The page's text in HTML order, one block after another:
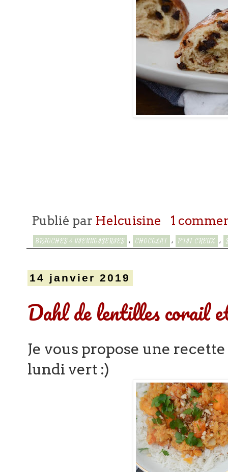
Publié par Helcuisine 1
BRIOCHES & VIENNOISERIES , CHOCOLAT , P'TIT CREUX ,
14 janvier 2019
Dahl de lentilles corail
Je vous propose une
lundi vert :)